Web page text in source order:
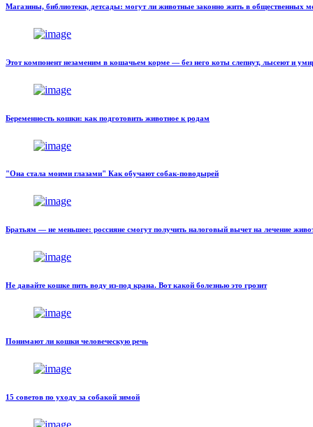
Магазины, библиотеки, детсады: могут ли животные законно жить в общественных
Этот компонент незаменим в кошачьем корме — без него коты слепнут, лысеют и
Беременность кошки: как подготовить животное к родам
"Она стала моими глазами" Как обучают собак-поводырей
Братьям — не меньшее: россияне смогут получить налоговый вычет на лечение
Не давайте кошке пить воду из-под крана. Вот какой болезнью это грозит
Понимают ли кошки человеческую речь
15 советов по уходу за собакой зимой